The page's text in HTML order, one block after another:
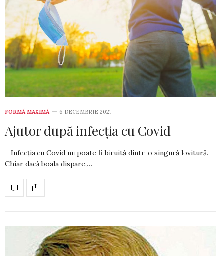
FORMĂ MAXIMĂ 6 DECEMBRIE 2021
Ajutor după infecția cu Covid
– Infecția cu Covid nu poate fi biruită dintr-o singură lovitură.
Chiar dacă boala dispare,…